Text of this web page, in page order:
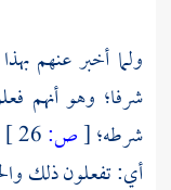
ولما أخبر عنهم
شرفا؛ وهو أنهم
شرطه؛[ص:
أي: تفعلون ذلك